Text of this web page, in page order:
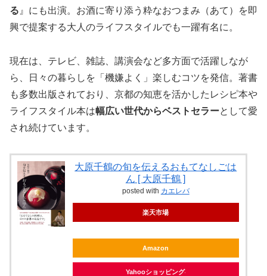
る 』にも出演。お酒に寄り添う粋なおつまみ（あて）を即
興で提案する大人のライフスタイルでも一躍有名に。
現在は、テレビ、雑誌、講演会など多方面で活躍しなが
ら、日々の暮らしを「機嫌よく」楽しむコツを発信。著書
も多数出版されており、京都の知恵を活かしたレシピ本や
ライフスタイル本は幅広い世代からベストセラーとして愛
され続けています。
大原千鶴の旬を伝えるおもてなしごは
ん [ 大原千鶴 ]
posted with カエレバ
楽天市場
Amazon
Yahooショッピング